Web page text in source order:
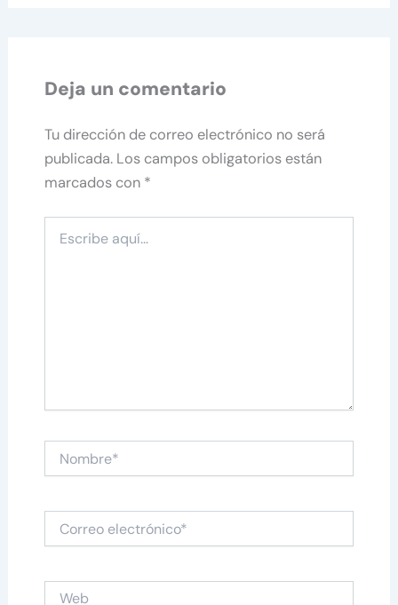
Deja un comentario
Tu dirección de correo electrónico no será
publicada. Los campos obligatorios están
marcados con *
aquí...
electrónico*